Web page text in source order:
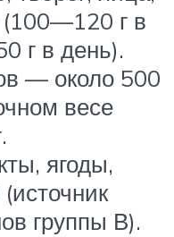
г в
г в день).
— около 500
весе
ягоды,
группы В).